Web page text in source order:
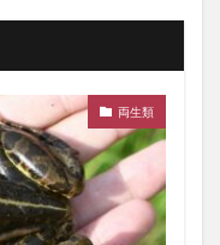
両生類